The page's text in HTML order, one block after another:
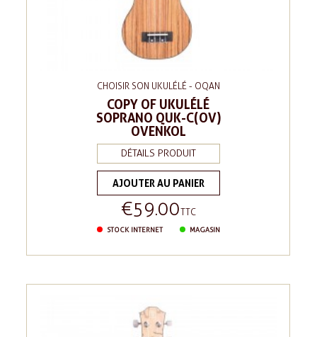
CHOISIR SON UKULÉLÉ - OQAN
COPY OF UKULÉLÉ
SOPRANO QUK-C(OV)
OVENKOL
DÉTAILS PRODUIT
AJOUTER AU PANIER
Price
€59.00TTC
STOCK INTERNET MAGASIN